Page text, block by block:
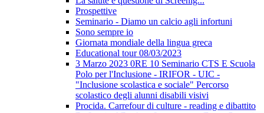
Prospettive
Seminario - Diamo un calcio agli infortuni
Sono sempre io
Giornata mondiale della lingua greca
Educational tour 08/03/2023
3 Marzo 2023 0RE 10 Seminario CTS E Scuola
Polo per l'Inclusione - IRIFOR - UIC -
"Inclusione scolastica e sociale" Percorso
scolastico degli alunni disabili visivi
Procida. Carrefour di culture - reading e dibattito